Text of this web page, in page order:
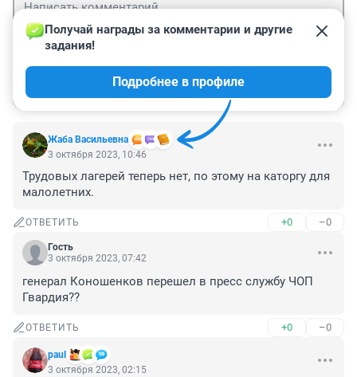
Жаба Васильевна
Получай награды за комментарии и другие
задания!
Подробнее в профиле
3 октября 2023, 10:46
Трудовых лагерей теперь нет, по этому на каторгу для
малолетних.
ОТВЕТИТЬ +0 –0
Гость
3 октября 2023, 07:42
генерал Коношенков перешел в пресс службу ЧОП
Гвардия??
ОТВЕТИТЬ +0 –0
paul
3 октября 2023, 02:15